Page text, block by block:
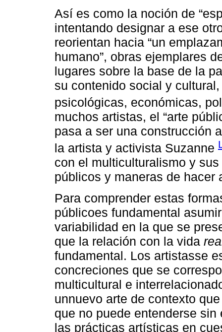
Así es como la noción de
intentando designar a ese
reorientan hacia “un
humano”, obras ejemplares
lugares sobre la base de la
su contenido social y
psicológicas, económicas,
muchos artistas, el “arte
pasa a ser una construcción
la artista y activista Suzanne
con el multiculturalismo y
públicos y maneras de hacer
Para comprender estas
públicoes fundamental
variabilidad en la que se
que la relación con la vida
fundamental. Los artistasse
concreciones que se
multicultural e
unnuevo arte de contexto
que no puede entenderse
las prácticas artísticas en